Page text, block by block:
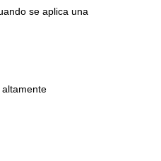
se aplica una